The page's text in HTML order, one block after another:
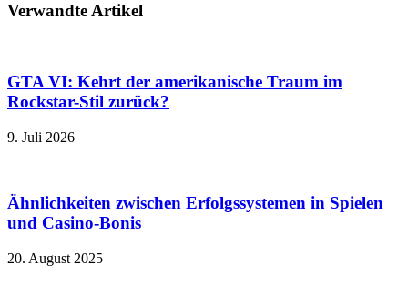
Verwandte Artikel
GTA VI: Kehrt der amerikanische Traum im
Rockstar-Stil zurück?
9. Juli 2026
Ähnlichkeiten zwischen Erfolgssystemen in Spielen
und Casino‑Bonis
20. August 2025